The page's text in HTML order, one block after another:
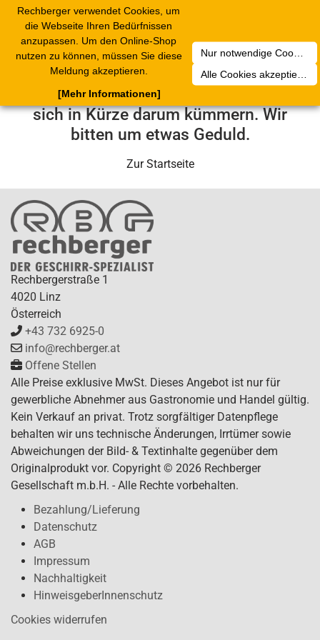
Rechberger verwendet Cookies, um
die Webseite Ihren Bedürfnissen
anzupassen. Um den Online-Shop
nutzen zu können, müssen Sie diese
Meldung akzeptieren.
Nur notwendige Cookies akzeptieren
Alle Cookies akzeptieren
[Mehr Informationen]
Leider ist ein technischer Fehler
aufgetreten. Unser Service-Team wird
sich in Kürze darum kümmern. Wir
bitten um etwas Geduld.
Zur Startseite
Rechbergerstraße 1
4020 Linz
Österreich
+43 732 6925-0
info@rechberger.at
Offene Stellen
Alle Preise exklusive MwSt. Dieses Angebot ist nur für
gewerbliche Abnehmer aus Gastronomie und Handel gültig.
Kein Verkauf an privat. Trotz sorgfältiger Datenpflege
behalten wir uns technische Änderungen, Irrtümer sowie
Abweichungen der Bild- & Textinhalte gegenüber dem
Originalprodukt vor. Copyright © 2026 Rechberger
Gesellschaft m.b.H. - Alle Rechte vorbehalten.
Bezahlung/Lieferung
Datenschutz
AGB
Impressum
Nachhaltigkeit
HinweisgeberInnenschutz
Cookies widerrufen